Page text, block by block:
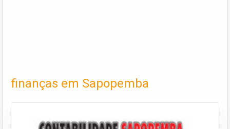
finanças em Sapopemba